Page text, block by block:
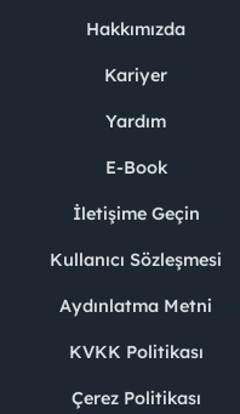
Hakkımızda
Kariyer
Yardım
E-Book
İletişime Geçin
Kullanıcı Sözleşmesi
Aydınlatma Metni
KVKK Politikası
Çerez Politikası